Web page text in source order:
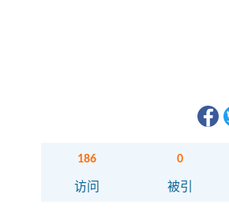
186
访问
0
被引